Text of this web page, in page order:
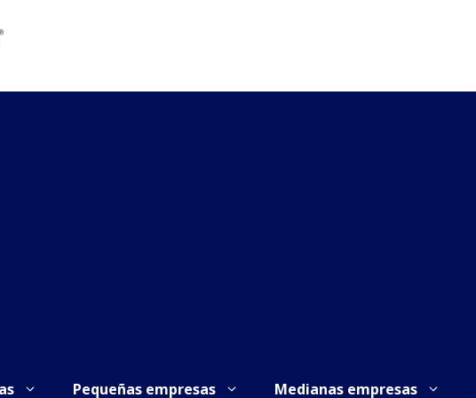
Pequeñas empresas Medianas empresas